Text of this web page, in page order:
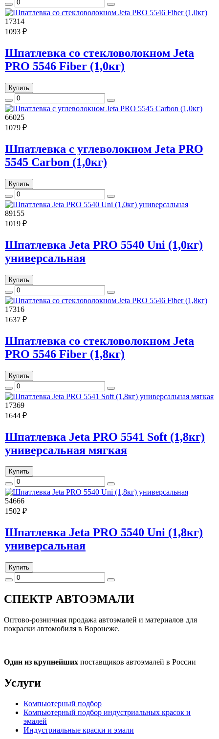
17314
1093 ₽
Шпатлевка со стекловолокном Jeta
PRO 5546 Fiber (1,0кг)
Купить
66025
1079 ₽
Шпатлевка с углеволокном Jeta PRO
5545 Carbon (1,0кг)
Купить
89155
1019 ₽
Шпатлевка Jeta PRO 5540 Uni (1,0кг)
универсальная
Купить
17316
1637 ₽
Шпатлевка со стекловолокном Jeta
PRO 5546 Fiber (1,8кг)
Купить
17369
1644 ₽
Шпатлевка Jeta PRO 5541 Soft (1,8кг)
универсальная мягкая
Купить
54666
1502 ₽
Шпатлевка Jeta PRO 5540 Uni (1,8кг)
универсальная
Купить
СПЕКТР АВТОЭМАЛИ
Оптово-розничная продажа автоэмалей и материалов для
покраски автомобиля в Воронеже.
Один из крупнейших поставщиков автоэмалей в России
Услуги
Компьютерный подбор
Компьютерный подбор индустриальных красок и
эмалей
Индустриальные краски и эмали